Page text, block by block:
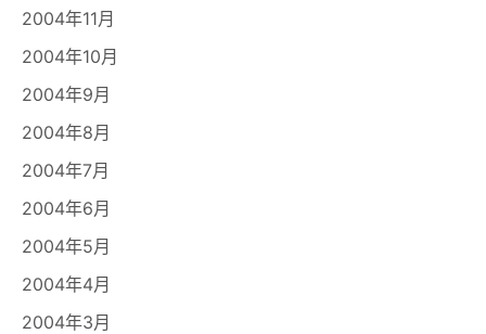
2004年11月
2004年10月
2004年9月
2004年8月
2004年7月
2004年6月
2004年5月
2004年4月
2004年3月